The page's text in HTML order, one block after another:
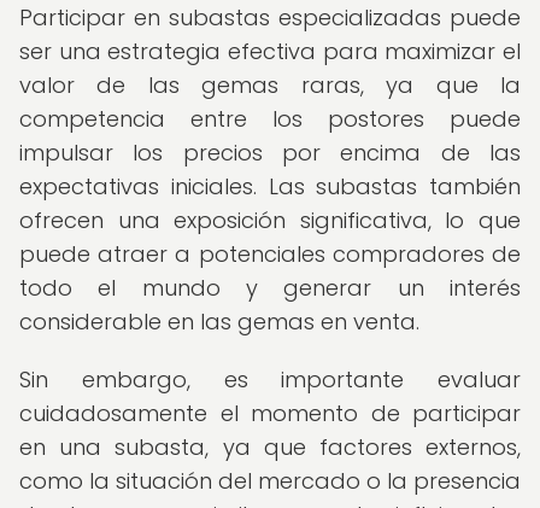
Participar en subastas especializadas puede
ser una estrategia efectiva para maximizar el
valor de las gemas raras, ya que la
competencia entre los postores puede
impulsar los precios por encima de las
expectativas iniciales. Las subastas también
ofrecen una exposición significativa, lo que
puede atraer a potenciales compradores de
todo el mundo y generar un interés
considerable en las gemas en venta.
Sin embargo, es importante evaluar
cuidadosamente el momento de participar
en una subasta, ya que factores externos,
como la situación del mercado o la presencia